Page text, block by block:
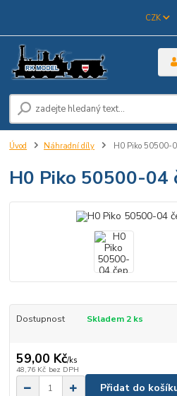
CZK
Úvod Náhradní díly H0 Piko 50500-
H0 Piko 50500-04
Dostupnost Skladem 2 ks
59,00 Kč/ks
48,76 Kč bez DPH
Přidat do